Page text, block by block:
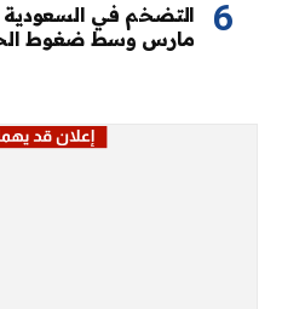
التضخم في
مارس وسط ضغوط